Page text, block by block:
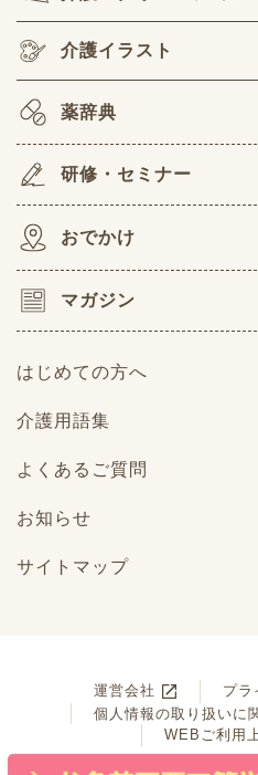
介護イラスト
薬辞典
研修・セミナー
おでかけ
マガジン
はじめての方へ
介護用語集
よくあるご質問
お知らせ
サイトマップ
運営会社
プラ
個人情報の取り扱いに
WEBご利用